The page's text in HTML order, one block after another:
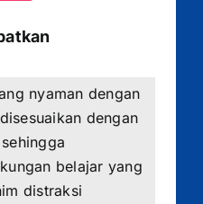
nyaman dengan
dengan
belajar yang
distraksi